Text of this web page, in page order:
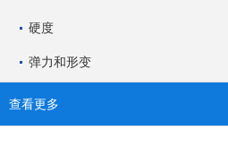
硬度
弹力和形变
查看更多